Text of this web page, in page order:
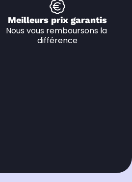
Meilleurs prix garantis
Nous vous remboursons la
différence